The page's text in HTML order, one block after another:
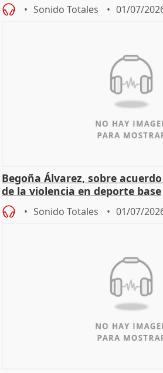
Sonido Totales 01/07/
Begoña Álvarez, sobre
de la violencia en deporte base
Sonido Totales 01/07/